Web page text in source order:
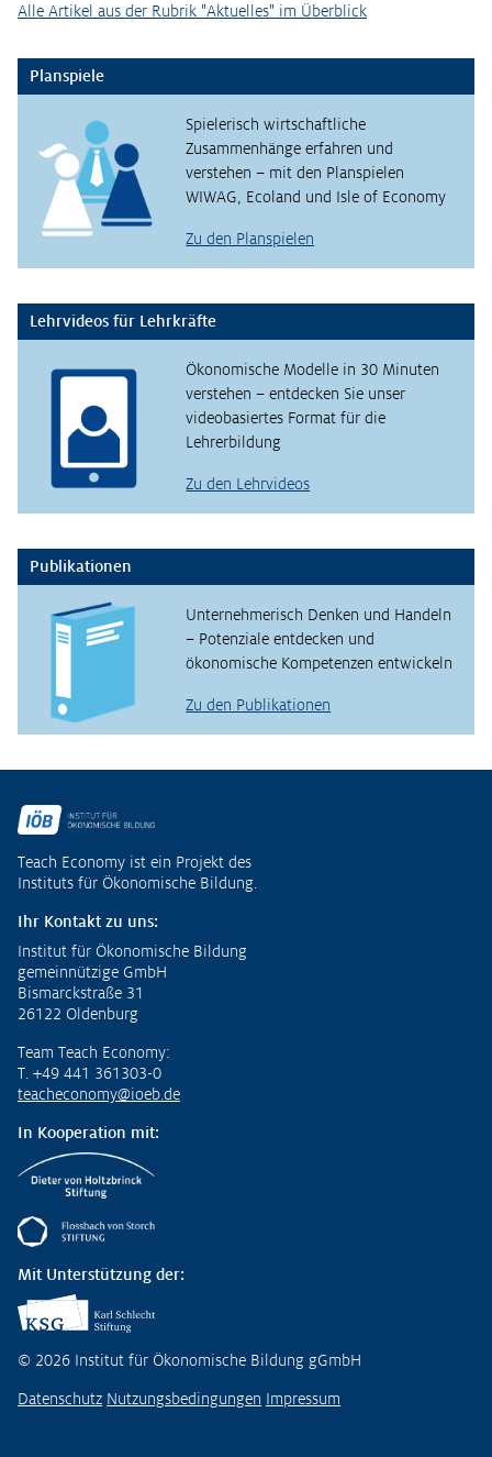
Alle Artikel aus der Rubrik "Aktuelles" im Überblick
Planspiele
Spielerisch wirtschaftliche
Zusammenhänge erfahren und
verstehen – mit den Planspielen
WIWAG, Ecoland und Isle of Economy
Zu den Planspielen
Lehrvideos für Lehrkräfte
Ökonomische Modelle in 30 Minuten
verstehen – entdecken Sie unser
videobasiertes Format für die
Lehrerbildung
Zu den Lehrvideos
Publikationen
Unternehmerisch Denken und Handeln
– Potenziale entdecken und
ökonomische Kompetenzen entwickeln
Zu den Publikationen
Teach Economy ist ein Projekt des
Instituts für Ökonomische Bildung.
Ihr Kontakt zu uns:
Institut für Ökonomische Bildung
gemeinnützige GmbH
Bismarckstraße 31
26122 Oldenburg
Team Teach Economy:
T. +49 441 361303-0
teacheconomy@ioeb.de
In Kooperation mit:
Mit Unterstützung der:
© 2026 Institut für Ökonomische Bildung gGmbH
Datenschutz Nutzungsbedingungen Impressum